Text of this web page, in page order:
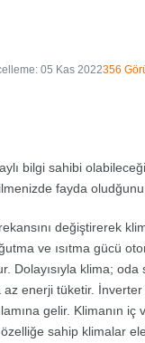
05 Kas 2022356
bilgi sahibi
fayda
değiştirerek
ve ısıtma gücü
Dolayısıyla klima;
enerji tüketir.
gelir. Klimanın iç
özelliğe sahip klimalar